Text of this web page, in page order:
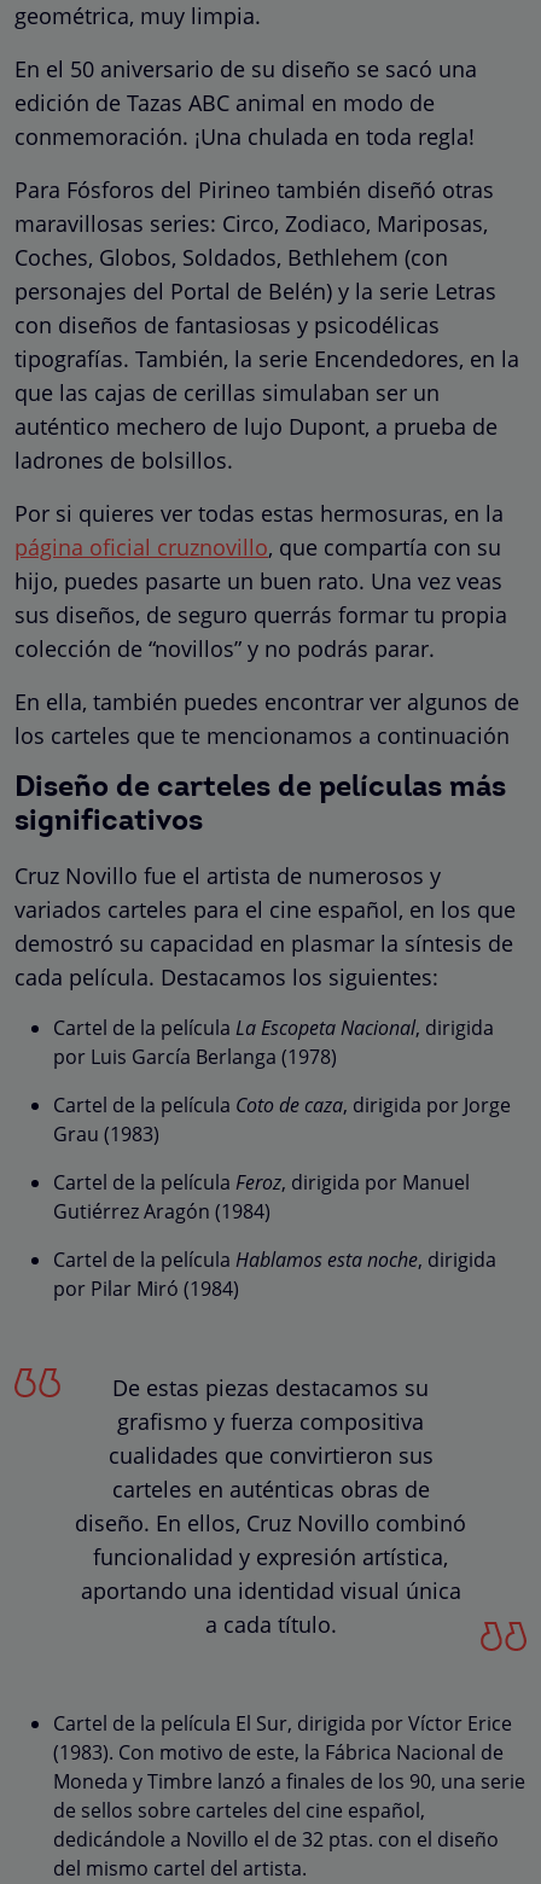
geométrica, muy limpia.
En el 50 aniversario de su diseño se sacó una
edición de Tazas ABC animal en modo de
conmemoración. ¡Una chulada en toda regla!
Para Fósforos del Pirineo también diseñó otras
maravillosas series: Circo, Zodiaco, Mariposas,
Coches, Globos, Soldados, Bethlehem (con
personajes del Portal de Belén) y la serie Letras
con diseños de fantasiosas y psicodélicas
tipografías. También, la serie Encendedores, en la
que las cajas de cerillas simulaban ser un
auténtico mechero de lujo Dupont, a prueba de
ladrones de bolsillos.
Por si quieres ver todas estas hermosuras, en la
página oficial cruznovillo, que compartía con su
hijo, puedes pasarte un buen rato. Una vez veas
sus diseños, de seguro querrás formar tu propia
colección de “novillos” y no podrás parar.
En ella, también puedes encontrar ver algunos de
los carteles que te mencionamos a continuación
Diseño de carteles de películas más
significativos
Cruz Novillo fue el artista de numerosos y
variados carteles para el cine español, en los que
demostró su capacidad en plasmar la síntesis de
cada película. Destacamos los siguientes:
Cartel de la película La Escopeta Nacional, dirigida
por Luis García Berlanga (1978)
Cartel de la película Coto de caza, dirigida por Jorge
Grau (1983)
Cartel de la película Feroz, dirigida por Manuel
Gutiérrez Aragón (1984)
Cartel de la película Hablamos esta noche, dirigida
por Pilar Miró (1984)
De estas piezas destacamos su
grafismo y fuerza compositiva
cualidades que convirtieron sus
carteles en auténticas obras de
diseño. En ellos, Cruz Novillo combinó
funcionalidad y expresión artística,
aportando una identidad visual única
a cada título.
Cartel de la película El Sur, dirigida por Víctor Erice
(1983). Con motivo de este, la Fábrica Nacional de
Moneda y Timbre lanzó a finales de los 90, una serie
de sellos sobre carteles del cine español,
dedicándole a Novillo el de 32 ptas. con el diseño
del mismo cartel del artista.